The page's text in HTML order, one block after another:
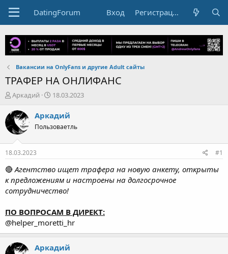
DatingForum Вход Регистрация
Вакансии на OnlyFans и другие Adult сайты
ТРАФЕР НА ОНЛИФАНС
А
в
т
о
р
т
е
м
ы
Аркадий
Д
а
т
н
а
а
18.03.2023
Пользоваетль
18.03.2023
🔴Агентство ищет трафера на новую анкету, открыты
к предложениям и настроены на долгосрочное
сотрудничество!
@helper_moretti_hr
Аркадий
Пользоваетль